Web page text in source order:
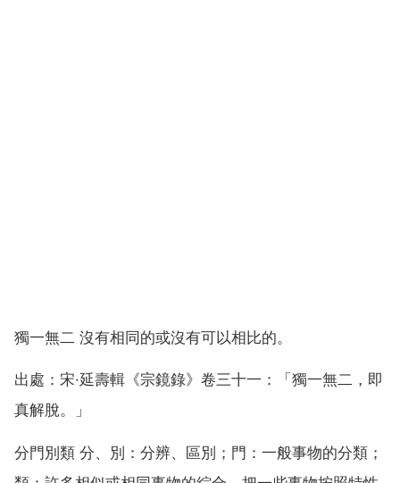
獨一無二 沒有相同的或沒有可以相比的。
出處：宋·延壽輯《宗鏡錄》卷三十一：「獨一無二，即
真解脫。」
分門別類 分、別：分辨、區別；門：一般事物的分類；